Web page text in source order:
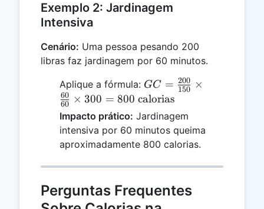
= 450
calorias}
Exemplo 2: Jardinagem
Intensiva
Cenário: Uma pessoa pesando 200
libras faz jardinagem por 60 minutos.
Aplique a fórmula: GC =
\frac{200}
{150}
\times
\frac{60}
{60}
\times 300
\text{
calorias}
GC = 150
200 ×
60
60 × 300 = 800 calorias
Impacto prático: Jardinagem
intensiva por 60 minutos queima
aproximadamente 800 calorias.
Perguntas Frequentes